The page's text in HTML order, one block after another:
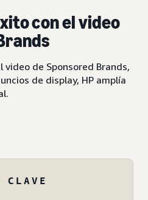
con el video
video de Sponsored Brands,
de display, HP amplía
CLAVE